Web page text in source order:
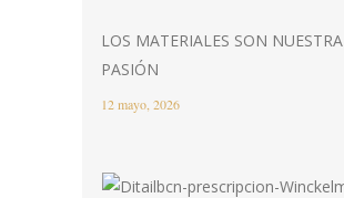
LOS MATERIALES SON NUESTRA
PASIÓN
12 mayo, 2026